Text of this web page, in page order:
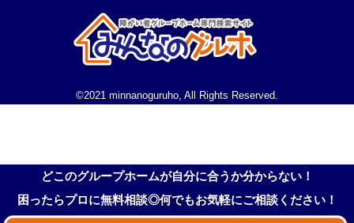
©2021 minnanoguruho, All Rights Reserved.
どこのグループホームが自分に合うか分からない！
困ったらプロに無料相談◎何でもお気軽にご相談ください！